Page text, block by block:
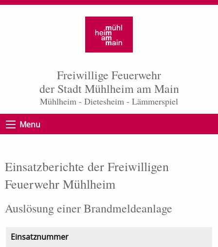
Freiwillige Feuerwehr
der Stadt Mühlheim am Main
Mühlheim - Dietesheim - Lämmerspiel
Menu
Einsatzberichte der Freiwilligen
Feuerwehr Mühlheim
Auslösung einer Brandmeldeanlage
Einsatznummer